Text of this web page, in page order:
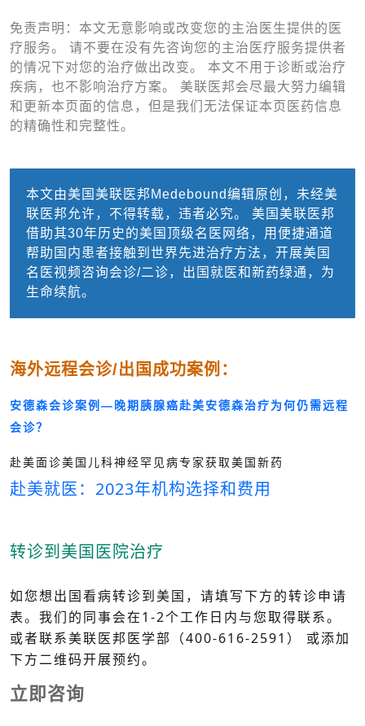
免责声明：本文无意影响或改变您的主治医生提供的医
疗服务。 请不要在没有先咨询您的主治医疗服务提供者
的情况下对您的治疗做出改变。 本文不用于诊断或治疗
疾病，也不影响治疗方案。 美联医邦会尽最大努力编辑
和更新本页面的信息，但是我们无法保证本页医药信息
的精确性和完整性。
本文由美国美联医邦Medebound编辑原创，未经美
联医邦允许，不得转载，违者必究。 美国美联医邦
借助其30年历史的美国顶级名医网络，用便捷通道
帮助国内患者接触到世界先进治疗方法，开展美国
名医视频咨询会诊/二诊，出国就医和新药绿通，为
生命续航。
海外远程会诊/出国成功案例：
安德森会诊案例—晚期胰腺癌赴美安德森治疗为何仍需远程
会诊？
赴美面诊美国儿科神经罕见病专家获取美国新药
赴美就医：2023年机构选择和费用
转诊到美国医院治疗
如您想出国看病转诊到美国，请填写下方的转诊申请
表。我们的同事会在1-2个工作日内与您取得联系。
或者联系美联医邦医学部（400-616-2591） 或添加
下方二维码开展预约。
立即咨询